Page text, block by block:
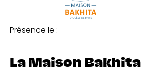
Présence le :
La Maison Bakhita